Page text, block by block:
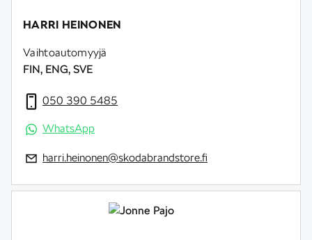
HARRI HEINONEN
Vaihtoautomyyjä
FIN, ENG, SVE
050 390 5485
WhatsApp
harri.heinonen@skodabrandstore.fi